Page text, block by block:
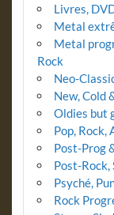
Livres,
Metal
Metal
Rock
Neo-
New, Cold
Oldies but
Pop,
Post-Prog
Post-Rock,
Psyché,
Rock